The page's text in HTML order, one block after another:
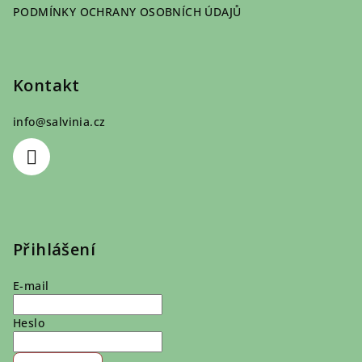
PODMÍNKY OCHRANY OSOBNÍCH ÚDAJŮ
Kontakt
info@salvinia.cz
Přihlášení
E-mail
Heslo